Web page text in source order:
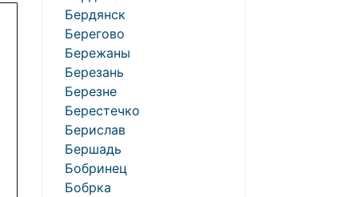
Бердянск
Берегово
Бережаны
Березань
Березне
Берестечко
Берислав
Бершадь
Бобринец
Бобрка